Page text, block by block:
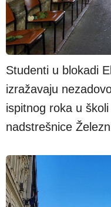
Studenti u blokadi
izražavaju
ispitnog roka u
nadstrešnice